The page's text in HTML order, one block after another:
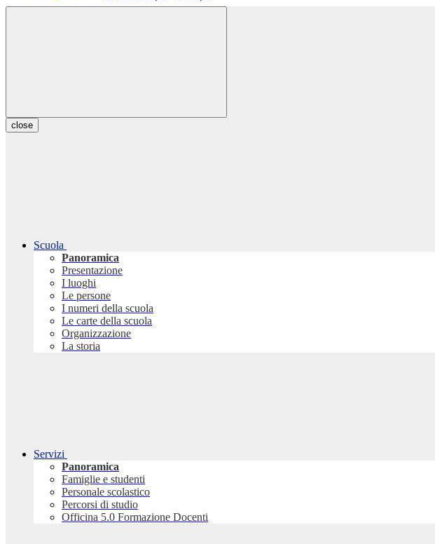
close
Scuola
Panoramica
Presentazione
I luoghi
Le persone
I numeri della scuola
Le carte della scuola
Organizzazione
La storia
Servizi
Panoramica
Famiglie e studenti
Personale scolastico
Percorsi di studio
Officina 5.0 Formazione Docenti